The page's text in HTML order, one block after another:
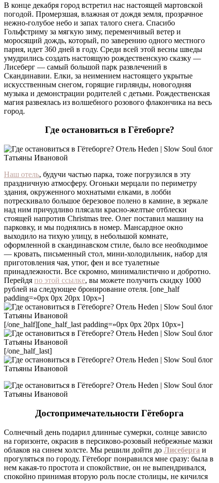
В конце декабря город встретил нас настоящей мартовской
погодой. Промерзшая, влажная от дождя земля, прозрачное
нежно-голубое небо и запах талого снега. Спасибо
Гольфстриму за мягкую зиму, переменчивый ветер и
моросящий дождь, который, по заверению одного местного
парня, идет 360 дней в году. Среди всей этой весны шведы
умудрились создать настоящую рождественскую сказку —
Лисеберг — самый большой парк развлечений в
Скандинавии. Елки, за неимением настоящего укрытые
искусственным снегом, горящие гирлянды, новогодняя
музыка и демонстрации родителей с детьми. Рождественская
магия развеялась из волшебного розового флакончика на весь
город.
Где остановиться в Гётеборге?
Наш отель, будучи частью парка, тоже погрузился в эту
праздничную атмосферу. Огоньки мерцали по периметру
здания, окруженного мохнатыми елками, в лобби
потрескивало большое березовое полено в камине, в зеркале
над ним причудливо плясали красно-желтые отблески
стоящей напротив Christmas tree. Олег поставил машину на
парковку, и мы поднялись в номер. Мансардное окно
выходило на тихую улицу, в небольшой комнате,
оформленной в скандинавском стиле, было все необходимое
— кровать, письменный стол, мини-холодильник, набор для
приготовления чая, утюг, фен и все туалетные
принадлежности. Все скромно, минималистично и добротно.
Перейдя по этой ссылке, вы можете получить скидку 1000
рублей на следующее бронирование отеля. [one_half
padding=»0px 0px 20px 10px»]
[/one_half][one_half_last padding=»0px 0px 20px 10px»]
[/one_half_last]
Достопримечательности Гётеборга
Солнечный день подарил длинные сумерки, солнце зависло
на горизонте, окрасив в персиково-розовый небрежные мазки
облаков на синем холсте. Мы решили дойти до Лисеберга и
прогуляться по городу. Гётеборг понравился мне сразу: была в
нем какая-то простота и спокойствие, он не выпендривался,
спокойно принимая вторую роль после столицы, не кичился